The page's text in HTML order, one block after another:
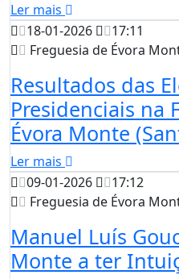
Ler mais
18-01-2026
17:11
Freguesia de Évora
Resultados das
Presidenciais na
Évora Monte
Ler mais
09-01-2026
17:12
Freguesia de Évora
Manuel Luís
Monte a ter